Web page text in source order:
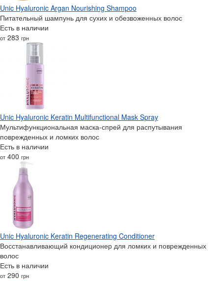
Unic Hyaluronic Argan Nourishing Shampoo
Питательный шампунь для сухих и обезвоженных волос
Есть в наличии
от 283 грн
Unic Hyaluronic Keratin Multifunctional Mask Spray
Мультифункциональная маска-спрей для распутывания
поврежденных и ломких волос
Есть в наличии
от 400 грн
Unic Hyaluronic Keratin Regenerating Conditioner
Восстанавливающий кондиционер для ломких и поврежденных
волос
Есть в наличии
от 290 грн